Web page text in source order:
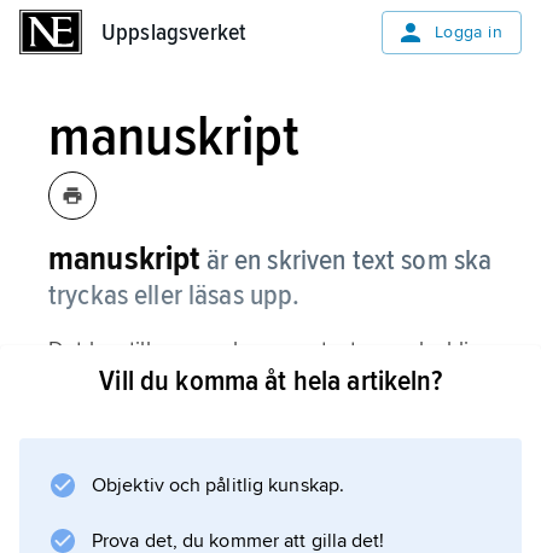
Uppslagsverket Logga in
manuskript
manuskript är en skriven text som ska
tryckas eller läsas upp.
Det kan till exempel vara en text som ska bli
en bok. Historiskt är manuskript en skrift som
Vill du komma åt hela artikeln?
Objektiv och pålitlig kunskap.
Prova det, du kommer att gilla det!